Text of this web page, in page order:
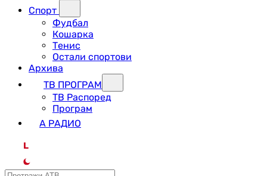
Спорт
Фудбал
Кошарка
Тенис
Остали спортови
Архива
ТВ ПРОГРАМ
ТВ Распоред
Програм
А РАДИО
L